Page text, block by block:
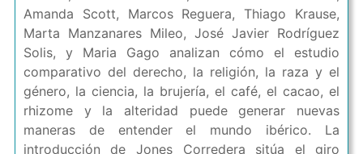
Amanda Scott, Marcos Reguera, Thiago Krause,
Marta Manzanares Mileo, José Javier Rodríguez
Solis, y Maria Gago analizan cómo el estudio
comparativo del derecho, la religión, la raza y el
género, la ciencia, la brujería, el café, el cacao, el
rhizome y la alteridad puede generar nuevas
maneras de entender el mundo ibérico. La
introducción de Jones Corredera sitúa el giro